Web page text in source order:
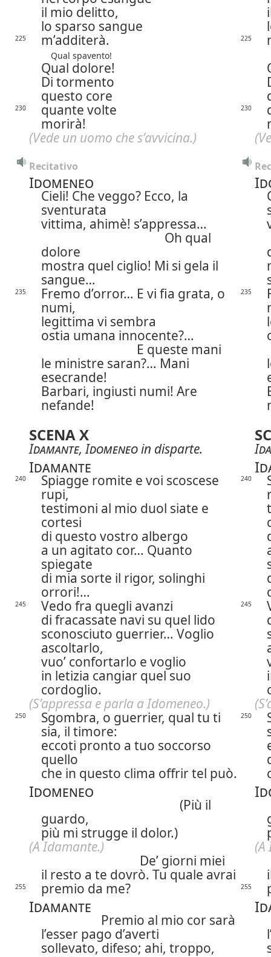
il mio delitto,
lo sparso sangue
225 m’additerà. 225
Qual spavento!
Qual dolore!
Di tormento
questo core
230 quante volte 230
morirà!
(Vede un uomo che s’avvicina.)
Recitativo
Idomeneo
Cieli! Che veggo? Ecco, la
sventurata
vittima, ahimè! s’appressa…
Oh qual
dolore
mostra quel ciglio! Mi si gela il
sangue…
235
Fremo d’orror… E vi fia grata, o
numi,
235
legittima vi sembra
ostia umana innocente?…
E queste mani
le ministre saran?… Mani
esecrande!
Barbari, ingiusti numi! Are
nefande!
SCENA X
Idamante,Idomeneoin disparte.
Idamante
240
Spiagge romite e voi scoscese
rupi,
240
testimoni al mio duol siate e
cortesi
di questo vostro albergo
a un agitato cor… Quanto
spiegate
di mia sorte il rigor, solinghi
orrori!…
245 Vedo fra quegli avanzi 245
di fracassate navi su quel lido
sconosciuto guerrier… Voglio
ascoltarlo,
vuo’ confortarlo e voglio
in letizia cangiar quel suo
cordoglio.
(S’appressa e parla a Idomeneo.)
250
Sgombra, o guerrier, qual tu ti
sia, il timore:
250
eccoti pronto a tuo soccorso
quello
che in questo clima offrir tel può.
Idomeneo
(Più il
guardo,
più mi strugge il dolor.)
(A Idamante.)
(A
De’ giorni miei
il resto a te dovrò. Tu quale avrai
255 premio da me? 255
Idamante
Premio al mio cor sarà
l’esser pago d’averti
sollevato, difeso; ahi, troppo,